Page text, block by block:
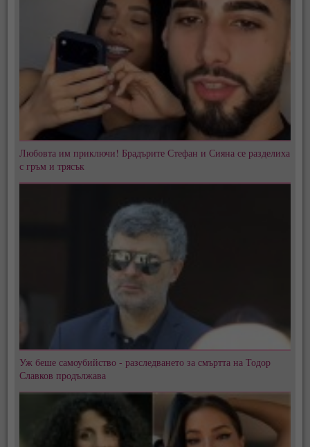
Любовта им приключи! Брадърите Стефан и Сияна се разделиха
с гръм и трясък
Уж беше самоубийство - разследването за смъртта на Тодор
Славков продължава